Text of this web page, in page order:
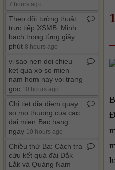
7 hours ago
Theo dõi tường thuật
trực tiếp XSMB: Minh
bạch trong từng giây
phút 8 hours ago
vi sao nen doi chieu
ket qua xo so mien
nam hom nay voi trang
goc 10 hours ago
Chi tiet dia diem quay
so mo thuong cua cac
dai mien Bac hang
ngay 10 hours ago
Chiều thứ Ba: Cách tra
cứu kết quả đài Đắk
Lắk và Quảng Nam